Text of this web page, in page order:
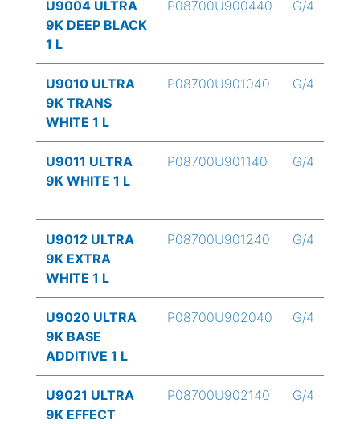
U9004 ULTRA
9K DEEP BLACK
1 L
P08700U900440 G/4
U9010 ULTRA
9K TRANS
WHITE 1 L
P08700U901040 G/4
U9011 ULTRA
9K WHITE 1 L
P08700U901140 G/4
U9012 ULTRA
9K EXTRA
WHITE 1 L
P08700U901240 G/4
U9020 ULTRA
9K BASE
ADDITIVE 1 L
P08700U902040 G/4
U9021 ULTRA
9K EFFECT
P08700U902140 G/4